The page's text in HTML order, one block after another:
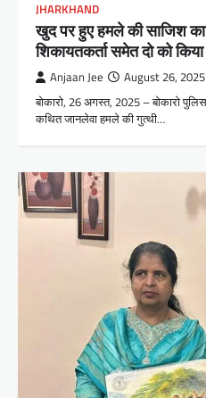
JHARKHAND
खुद पर हुए हमले की साजिश का
शिकायतकर्ता समेत दो को किया
Anjaan Jee August 26, 2025
बोकारो, 26 अगस्त, 2025 – बोकारो
कथित जानलेवा हमले की गुत्थी…